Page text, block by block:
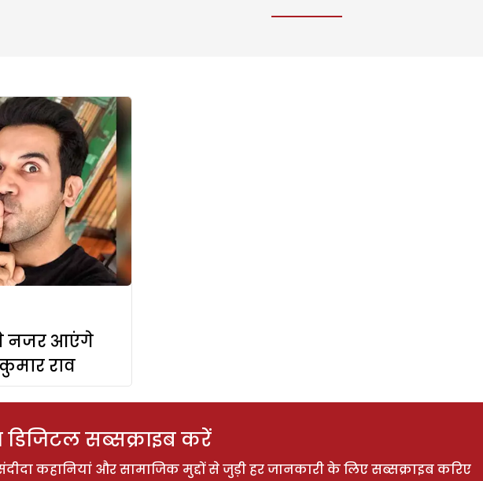
नजर आएंगे
राव
डिजिटल सब्सक्राइब करें
कहानियां और सामाजिक मुद्दों से जुड़ी हर जानकारी के लिए सब्सक्राइब करिए